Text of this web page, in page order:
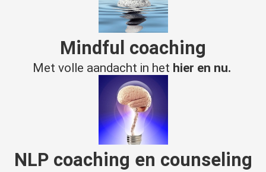
Mindful coaching
Met volle aandacht in het hier en nu.
NLPcoaching en counseling